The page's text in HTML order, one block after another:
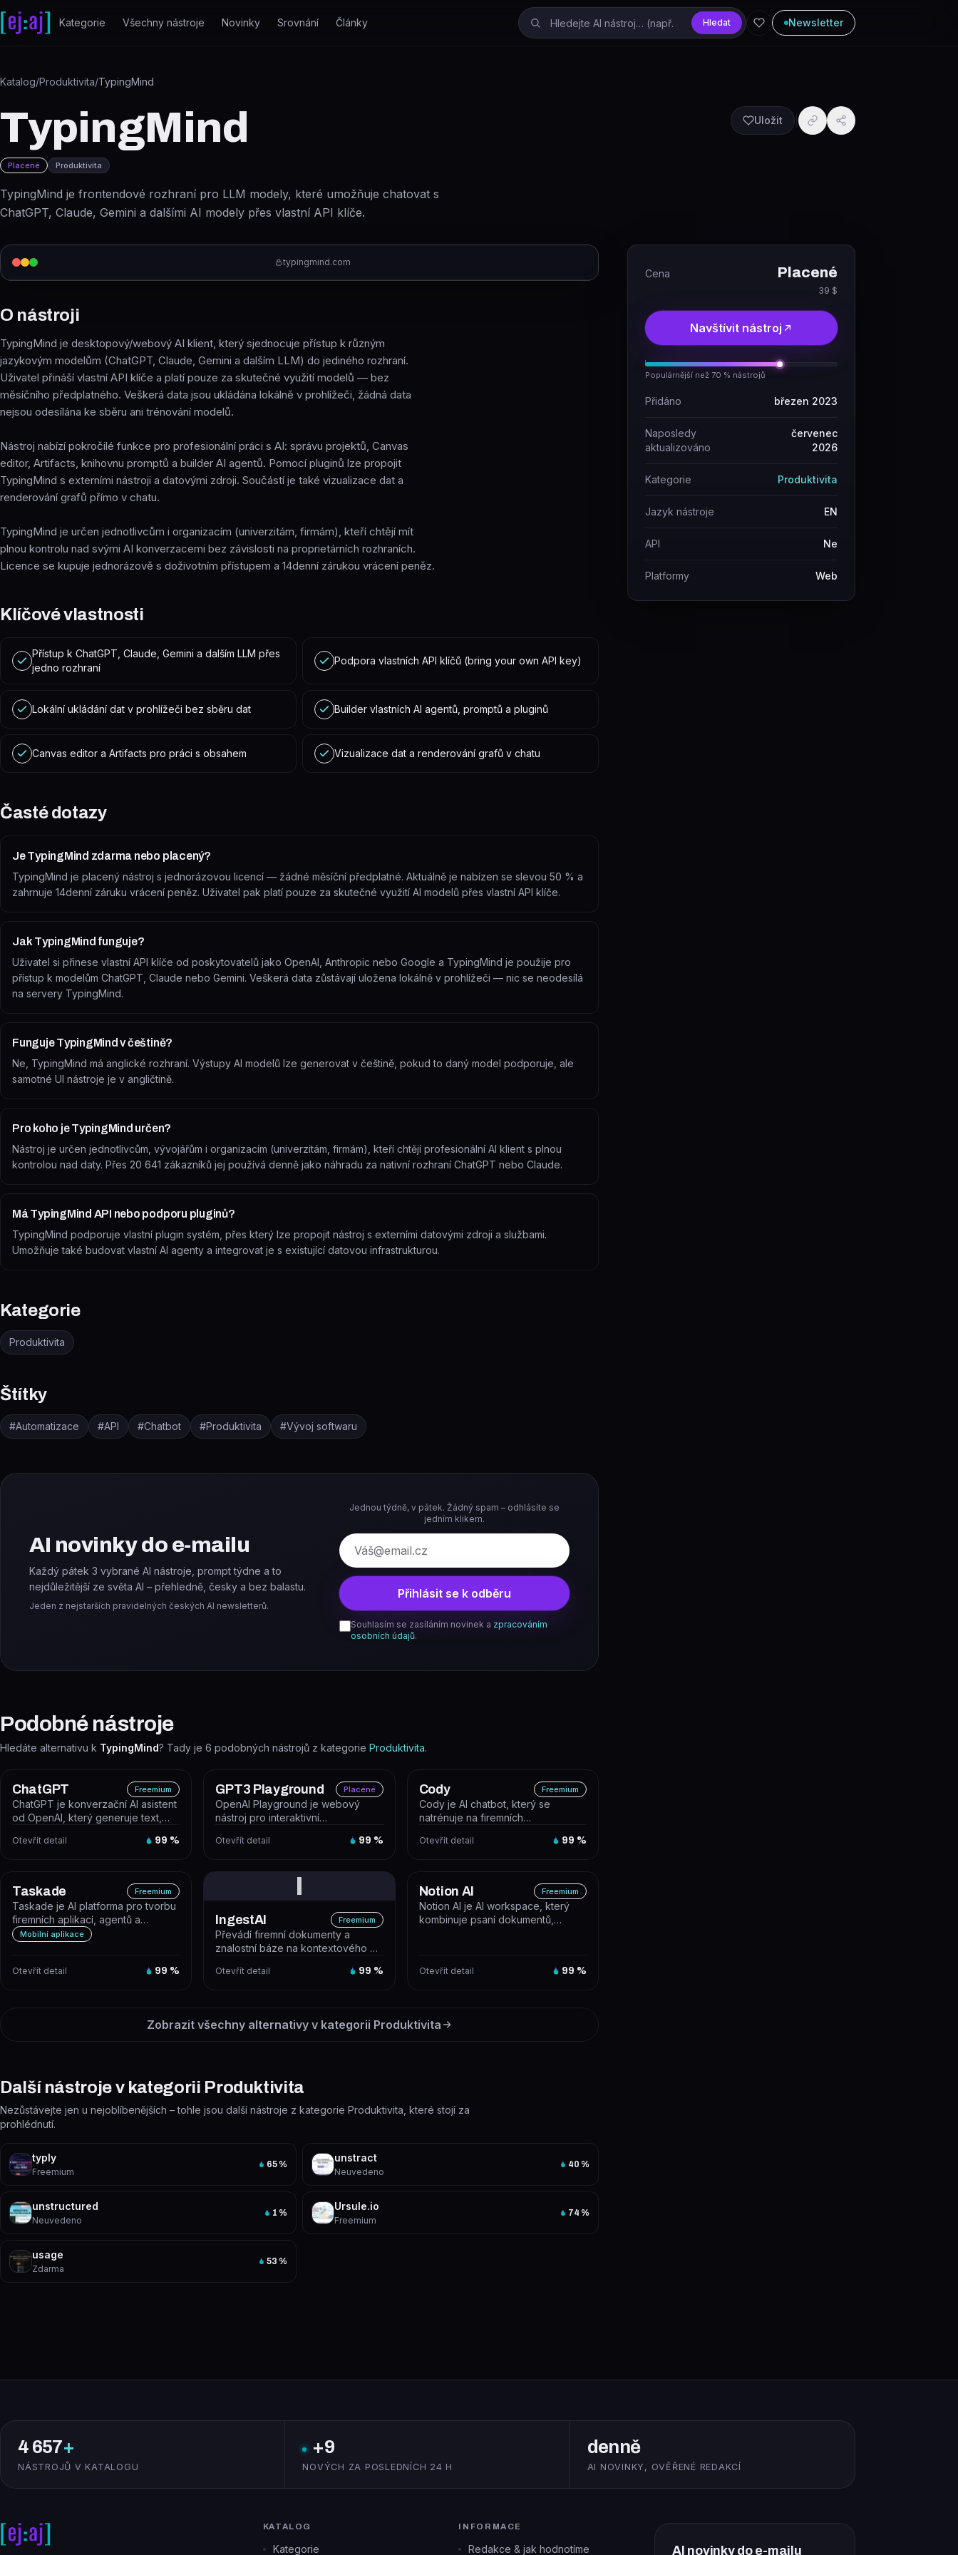
Přeskočit na obsah
Kategorie Všechny nástroje Novinky Srovnání Články Hledat Newsletter
Katalog/Produktivita/TypingMind
TypingMind
Placené Produktivita
TypingMind je frontendové rozhraní pro LLM modely, které umožňuje chatovat s
ChatGPT, Claude, Gemini a dalšími AI modely přes vlastní API klíče.
Uložit
typingmind.com
O nástroji
TypingMind je desktopový/webový AI klient, který sjednocuje přístup k různým
jazykovým modelům (ChatGPT, Claude, Gemini a dalším LLM) do jediného rozhraní.
Uživatel přináší vlastní API klíče a platí pouze za skutečné využití modelů — bez
měsíčního předplatného. Veškerá data jsou ukládána lokálně v prohlížeči, žádná data
nejsou odesílána ke sběru ani trénování modelů.
Nástroj nabízí pokročilé funkce pro profesionální práci s AI: správu projektů, Canvas
editor, Artifacts, knihovnu promptů a builder AI agentů. Pomocí pluginů lze propojit
TypingMind s externími nástroji a datovými zdroji. Součástí je také vizualizace dat a
renderování grafů přímo v chatu.
TypingMind je určen jednotlivcům i organizacím (univerzitám, firmám), kteří chtějí mít
plnou kontrolu nad svými AI konverzacemi bez závislosti na proprietárních rozhraních.
Licence se kupuje jednorázově s doživotním přístupem a 14denní zárukou vrácení peněz.
Klíčové vlastnosti
Přístup k ChatGPT, Claude, Gemini a dalším LLM přes
jedno rozhraní
Podpora vlastních API klíčů (bring your own API key)
Lokální ukládání dat v prohlížeči bez sběru dat Builder vlastních AI agentů, promptů a pluginů
Canvas editor a Artifacts pro práci s obsahem Vizualizace dat a renderování grafů v chatu
Časté dotazy
Je TypingMind zdarma nebo placený?
TypingMind je placený nástroj s jednorázovou licencí — žádné měsíční předplatné. Aktuálně je nabízen se slevou 50 % a
zahrnuje 14denní záruku vrácení peněz. Uživatel pak platí pouze za skutečné využití AI modelů přes vlastní API klíče.
Jak TypingMind funguje?
Uživatel si přinese vlastní API klíče od poskytovatelů jako OpenAI, Anthropic nebo Google a TypingMind je použije pro
přístup k modelům ChatGPT, Claude nebo Gemini. Veškerá data zůstávají uložena lokálně v prohlížeči — nic se neodesílá
na servery TypingMind.
Funguje TypingMind v češtině?
Ne, TypingMind má anglické rozhraní. Výstupy AI modelů lze generovat v češtině, pokud to daný model podporuje, ale
samotné UI nástroje je v angličtině.
Pro koho je TypingMind určen?
Nástroj je určen jednotlivcům, vývojářům i organizacím (univerzitám, firmám), kteří chtějí profesionální AI klient s plnou
kontrolou nad daty. Přes 20 641 zákazníků jej používá denně jako náhradu za nativní rozhraní ChatGPT nebo Claude.
Má TypingMind API nebo podporu pluginů?
TypingMind podporuje vlastní plugin systém, přes který lze propojit nástroj s externími datovými zdroji a službami.
Umožňuje také budovat vlastní AI agenty a integrovat je s existující datovou infrastrukturou.
Kategorie
Produktivita
Štítky
#Automatizace #API #Chatbot #Produktivita #Vývoj softwaru
AI novinky do e-mailu
Každý pátek 3 vybrané AI nástroje, prompt týdne a to
nejdůležitější ze světa AI – přehledně, česky a bez balastu.
Jeden z nejstarších pravidelných českých AI newsletterů.
Jednou týdně, v pátek. Žádný spam – odhlásíte se
jedním klikem.
E-mail
Přihlásit se k odběru
Souhlasím se zasíláním novinek a zpracováním
osobních údajů.
Podobné nástroje
Hledáte alternativu k TypingMind? Tady je 6 podobných nástrojů z kategorie Produktivita.
ChatGPT Freemium
ChatGPT je konverzační AI asistent
od OpenAI, který generuje text,
Otevřít detail 99 %
GPT3 Playground Placené
OpenAI Playground je webový
nástroj pro interaktivní
(GPT-4o, GP...
Otevřít detail 99 %
Cody Freemium
Cody je AI chatbot, který se
natrénuje na firemních
zaměstnancům i zákazn...
Otevřít detail 99 %
Taskade Freemium
Taskade je AI platforma pro tvorbu
firemních aplikací, agentů a
automatizovaných workflow z jedi...
Mobilní aplikace
Otevřít detail 99 %
I
IngestAI Freemium
Převádí firemní dokumenty a
znalostní báze na kontextového AI
programování...
Otevřít detail 99 %
Notion AI Freemium
Notion AI je AI workspace, který
kombinuje psaní dokumentů,
Otevřít detail 99 %
Zobrazit všechny alternativy v kategorii Produktivita
Další nástroje v kategorii Produktivita
Nezůstávejte jen u nejoblíbenějších – tohle jsou další nástroje z kategorie Produktivita, které stojí za
prohlédnutí.
typly
Freemium
65 %
unstract
Neuvedeno
40 %
unstructured
Neuvedeno
1 %
Ursule.io
Freemium
74 %
usage
Zdarma
53 %
Cena Placené
39 $
Navštívit nástroj
Populárnější než 70 % nástrojů
Přidáno březen 2023
Naposledy
aktualizováno
červenec
2026
Kategorie Produktivita
Jazyk nástroje EN
API Ne
Platformy Web
4 657+
NÁSTROJŮ V KATALOGU
+9
NOVÝCH ZA POSLEDNÍCH 24 H
denně
AI NOVINKY, OVĚŘENÉ REDAKCÍ
KATALOG
Kategorie
INFORMACE
Redakce & jak hodnotíme AI novinky do e-mailu